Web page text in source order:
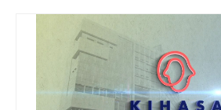
기록물 아카이브
사진 아카이브 문서 기록물 행정박물